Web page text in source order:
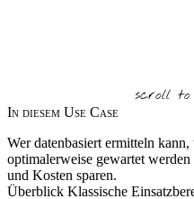
scroll
In diesem Use Case
Wer datenbasiert ermitteln
optimalerweise gewartet
und Kosten sparen.
Überblick Klassische